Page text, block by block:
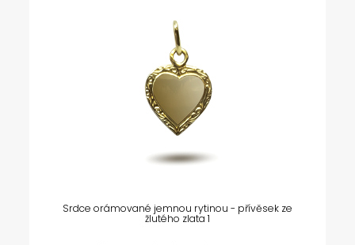
Srdce orámované jemnou rytinou - přívěsek ze
žlutého zlata 1